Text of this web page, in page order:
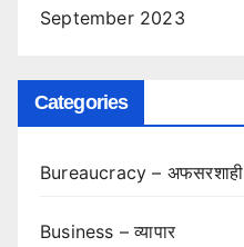
September 2023
Categories
Bureaucracy – अफसरशाही
Business – व्यापार